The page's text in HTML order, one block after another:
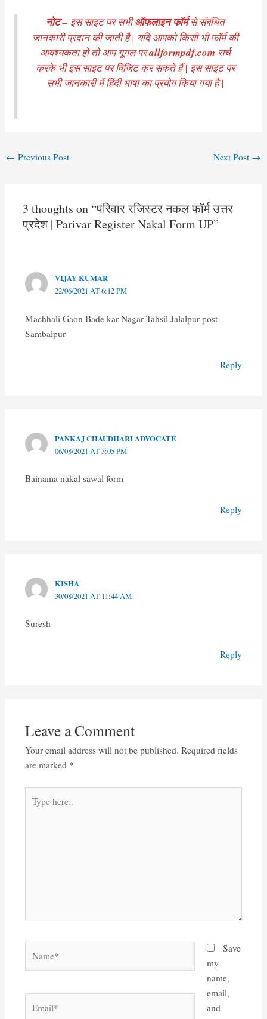
नोट – इस साइट पर सभीऑफलाइन फॉर्मसे संबंधित
जानकारी प्रदान की जाती है | यदि आपको किसी भी फॉर्म की
आवश्यकता हो तो आप गूगल परallformpdf.com सर्च
करके भी इस साइट पर विजिट कर सकते हैं | इस साइट पर
सभी जानकारी में हिंदी भाषा का प्रयोग किया गया है |
Post
← Previous Post Next Post →
3 thoughts on “परिवार रजिस्टर नकल फॉर्म उत्तर
प्रदेश | Parivar Register Nakal Form UP”
VIJAY KUMAR
22/06/2021 AT 6:12 PM
Machhali Gaon Bade kar Nagar Tahsil Jalalpur post
Sambalpur
Reply
PANKAJ CHAUDHARI ADVOCATE
06/08/2021 AT 3:05 PM
Bainama nakal sawal form
Reply
KISHA
30/08/2021 AT 11:44 AM
Suresh
Reply
Leave a Comment
Your email address will not be published. Required fields
are marked *
here..
Save
my
name,
email,
and